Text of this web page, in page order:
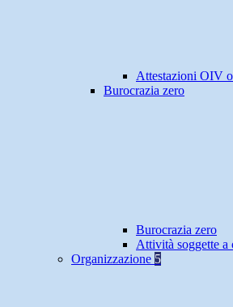
Attestazioni OIV
Burocrazia zero
Burocrazia zero
Attività soggette a
Organizzazione 5